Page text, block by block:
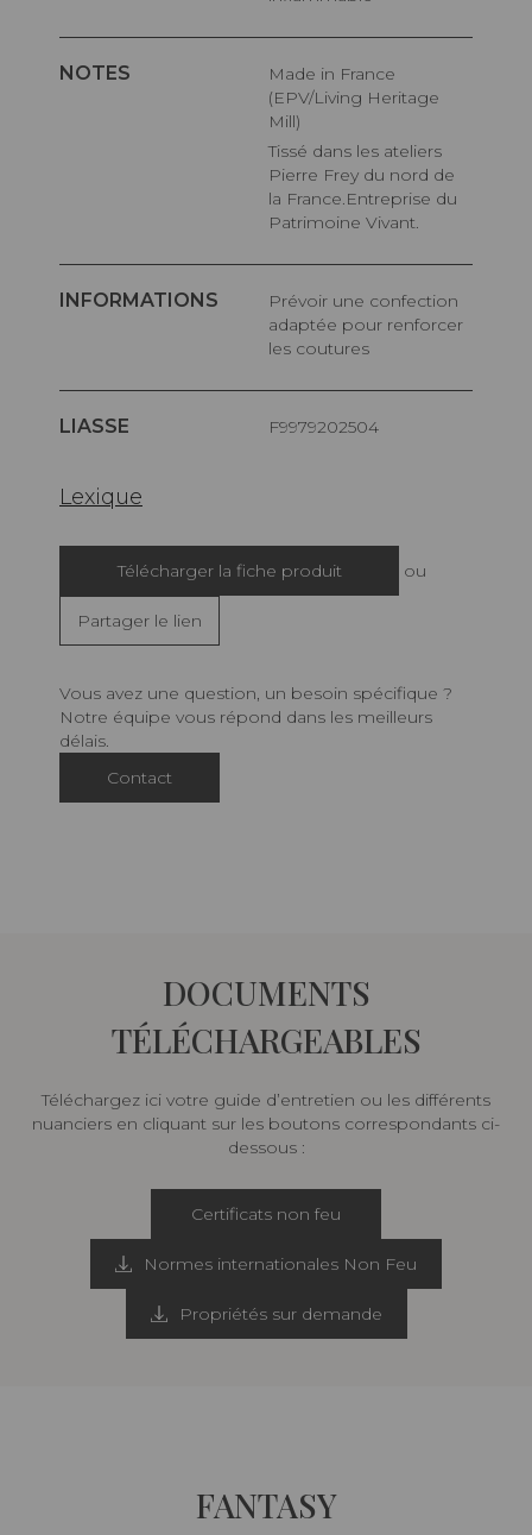
NOTES
Made in France
(EPV/Living Heritage
Mill)
Tissé dans les ateliers
Pierre Frey du nord de
la France.Entreprise du
Patrimoine Vivant.
INFORMATIONS
Prévoir une confection
adaptée pour renforcer
les coutures
LIASSE F9979202504
Lexique
Télécharger la fiche produit ou
Partager le lien
Vous avez une question, un besoin spécifique ?
Notre équipe vous répond dans les meilleurs
délais.
Contact
DOCUMENTS
TÉLÉCHARGEABLES
Téléchargez ici votre guide d’entretien ou les différents
nuanciers en cliquant sur les boutons correspondants ci-
dessous :
Certificats non feu
Normes internationales Non Feu
Propriétés sur demande
FANTASY